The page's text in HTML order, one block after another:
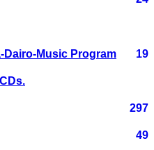
Music Program 19
297
49